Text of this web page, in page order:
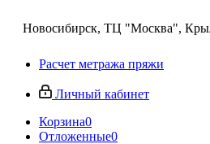
Новосибирск, ТЦ "Москва",
Расчет метража пряжи
Личный кабинет
Корзина0
Отложенные0